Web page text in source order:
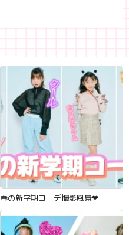
春の新学期コーデ撮影風景‪‪❤︎‬